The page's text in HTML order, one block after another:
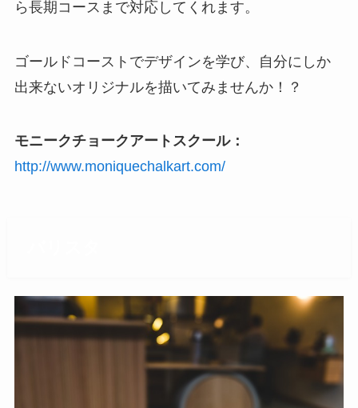
ら長期コースまで対応してくれます。
ゴールドコーストでデザインを学び、自分にしか
出来ないオリジナルを描いてみませんか！？
モニークチョークアートスクール：
http://www.moniquechalkart.com/